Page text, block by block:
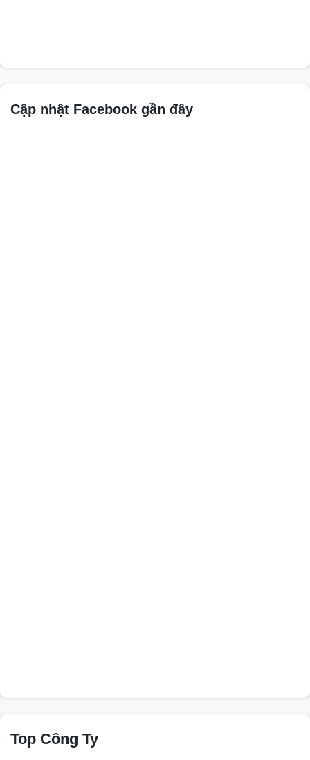
Cập nhật Facebook gần đây
Top Công Ty